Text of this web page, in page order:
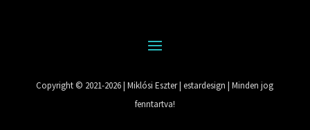
Copyright © 2021-2026 | Miklósi Eszter | estardesign | Minden jog
fenntartva!